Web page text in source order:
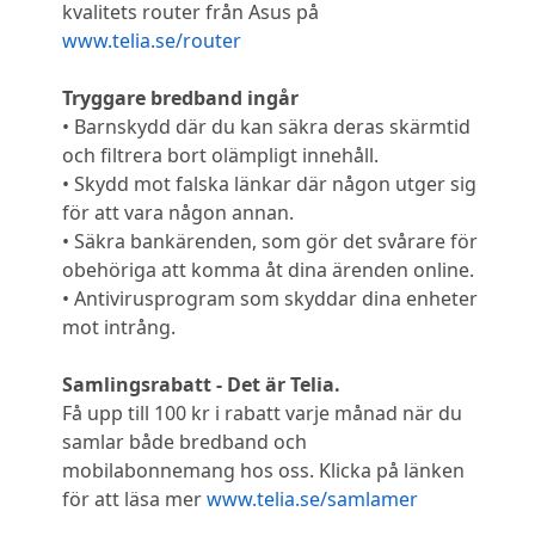
kvalitets router från Asus på
www.telia.se/router
Tryggare bredband ingår
• Barnskydd där du kan säkra deras skärmtid
och filtrera bort olämpligt innehåll.
• Skydd mot falska länkar där någon utger sig
för att vara någon annan.
• Säkra bankärenden, som gör det svårare för
obehöriga att komma åt dina ärenden online.
• Antivirusprogram som skyddar dina enheter
mot intrång.
Samlingsrabatt - Det är Telia.
Få upp till 100 kr i rabatt varje månad när du
samlar både bredband och
mobilabonnemang hos oss. Klicka på länken
för att läsa merwww.telia.se/samlamer